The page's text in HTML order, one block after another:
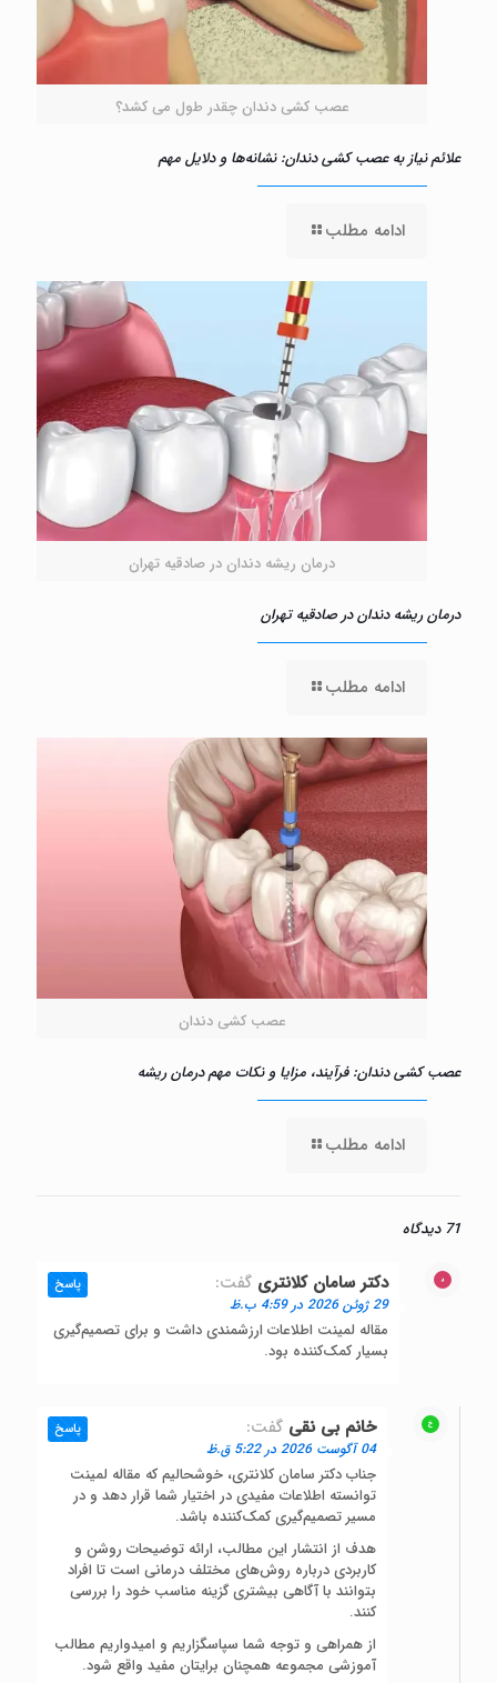
عصب کشی دندان چقدر طول می‌ کشد؟
علائم نیاز به عصب کشی دندان: نشانه‌ها و دلایل مهم
ادامه مطلب
درمان ریشه دندان در صادقیه تهران
درمان ریشه دندان در صادقیه تهران
ادامه مطلب
عصب کشی دندان
عصب کشی دندان: فرآیند، مزایا و نکات مهم درمان ریشه
ادامه مطلب
71 دیدگاه
دکتر سامان کلانتری گفت:
29 ژوئن 2026 در 4:59 ب.ظ
مقاله لمینت اطلاعات ارزشمندی داشت و برای تصمیم‌گیری
بسیار کمک‌کننده بود.
پاسخ
خانم بی نقی گفت:
04 آگوست 2026 در 5:22 ق.ظ
جناب دکتر سامان کلانتری، خوشحالیم که مقاله لمینت
توانسته اطلاعات مفیدی در اختیار شما قرار دهد و در
مسیر تصمیم‌گیری کمک‌کننده باشد.
هدف از انتشار این مطالب، ارائه توضیحات روشن و
کاربردی درباره روش‌های مختلف درمانی است تا افراد
بتوانند با آگاهی بیشتری گزینه مناسب خود را بررسی
کنند.
از همراهی و توجه شما سپاسگزاریم و امیدواریم مطالب
آموزشی مجموعه همچنان برایتان مفید واقع شود.
پاسخ